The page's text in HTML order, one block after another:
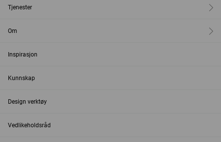
Tjenester
Om
Inspirasjon
Kunnskap
Design verktøy
Vedlikeholdsråd